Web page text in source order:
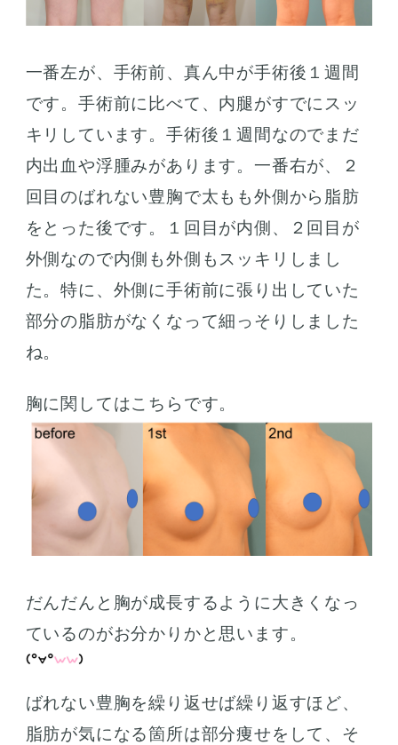
一番左が、手術前、真ん中が手術後１週間
です。手術前に比べて、内腿がすでにスッ
キリしています。手術後１週間なのでまだ
内出血や浮腫みがあります。一番右が、２
回目のばれない豊胸で太もも外側から脂肪
をとった後です。１回目が内側、２回目が
外側なので内側も外側もスッキリしまし
た。特に、外側に手術前に張り出していた
部分の脂肪がなくなって細っそりしました
ね。
胸に関してはこちらです。
だんだんと胸が成長するように大きくなっ
ているのがお分かりかと思います。
ばれない豊胸を繰り返せば繰り返すほど、
脂肪が気になる箇所は部分痩せをして、そ